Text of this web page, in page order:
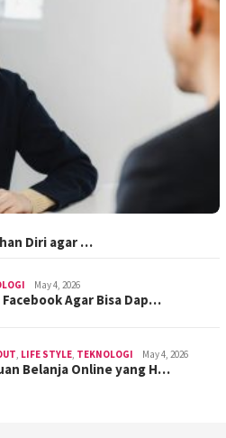
Diri agar …
May 4, 2026
Agar Bisa Dap…
LIFE STYLE TEKNOLOGI May 4, 2026
Belanja Online yang H…